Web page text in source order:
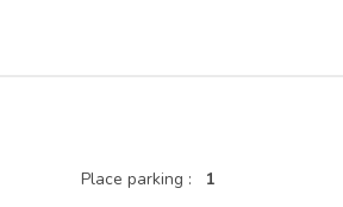
Place parking : 1